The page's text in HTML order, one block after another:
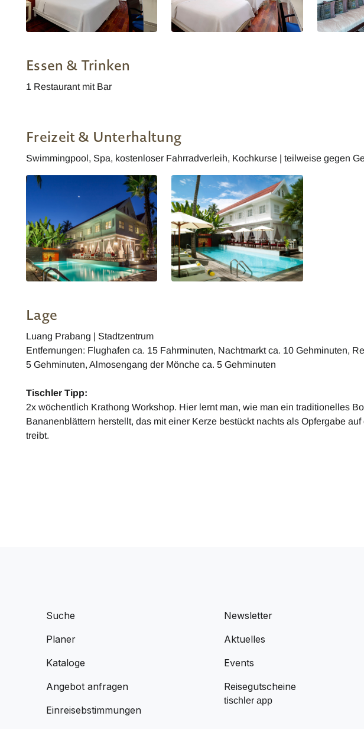
Essen & Trinken
1 Restaurant mit Bar
Freizeit & Unterhaltung
Swimmingpool, Spa, kostenloser Fahrradverleih, Kochkurse | teilweise gegen
Lage
Luang Prabang | Stadtzentrum
Entfernungen: Flughafen ca. 15 Fahrminuten, Nachtmarkt ca. 10 Gehminuten,
5 Gehminuten, Almosengang der Mönche ca. 5 Gehminuten
Tischler Tipp:
2x wöchentlich Krathong Workshop. Hier lernt man, wie man ein traditionelles
Bananenblättern herstellt, das mit einer Kerze bestückt nachts als Opfergabe auf
treibt.
Suche
Planer
Kataloge
Angebot anfragen
Einreisebstimmungen
Newsletter
Aktuelles
Events
Reisegutscheine
tischler app